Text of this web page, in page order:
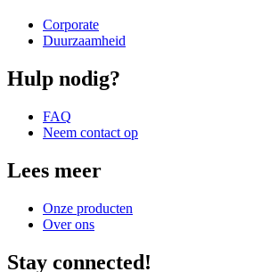
Corporate
Duurzaamheid
Hulp nodig?
FAQ
Neem contact op
Lees meer
Onze producten
Over ons
Stay connected!